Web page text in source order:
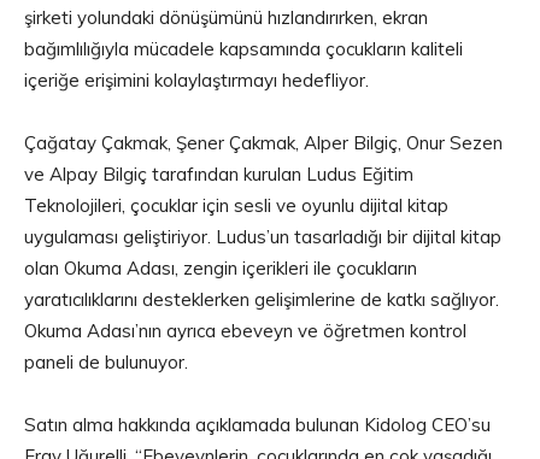
şirketi yolundaki dönüşümünü hızlandırırken, ekran
bağımlılığıyla mücadele kapsamında çocukların kaliteli
içeriğe erişimini kolaylaştırmayı hedefliyor.
Çağatay Çakmak, Şener Çakmak, Alper Bilgiç, Onur Sezen
ve Alpay Bilgiç tarafından kurulan Ludus Eğitim
Teknolojileri, çocuklar için sesli ve oyunlu dijital kitap
uygulaması geliştiriyor. Ludus’un tasarladığı bir dijital kitap
olan Okuma Adası, zengin içerikleri ile çocukların
yaratıcılıklarını desteklerken gelişimlerine de katkı sağlıyor.
Okuma Adası’nın ayrıca ebeveyn ve öğretmen kontrol
paneli de bulunuyor.
Satın alma hakkında açıklamada bulunan Kidolog CEO’su